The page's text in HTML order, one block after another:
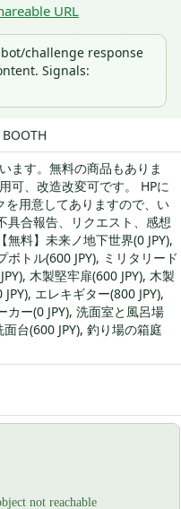
URL
challenge response
Signals:
ます。無料の商品もありま
可、改造改変可です。 HPに
を用意してありますので、い
具合報告、リクエスト、感想
無料】未来ノ地下世界(0 JPY),
トル(600 JPY), ミリタリード
木製堅牢扉(600 JPY), 木製
エレキギター(800 JPY),
カー(0 JPY), 洗面室と風呂場
台(600 JPY), 釣り場の箱庭